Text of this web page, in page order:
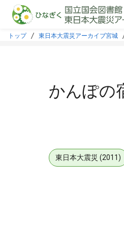
本文に飛ぶ
トップ 東日本大震災アーカイブ宮城
かんぽの
東日本大震災 (2011)